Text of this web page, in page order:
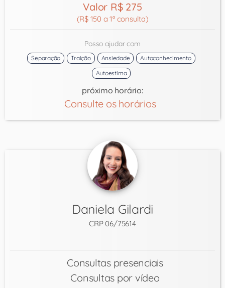
Valor R$ 275
(R$ 150 a 1ª consulta)
Posso ajudar com
Separação Traição Ansiedade
Autoconhecimento
Autoestima
próximo horário:
Consulte os horários
Daniela Gilardi
CRP 06/75614
Consultas presenciais
Consultas por vídeo